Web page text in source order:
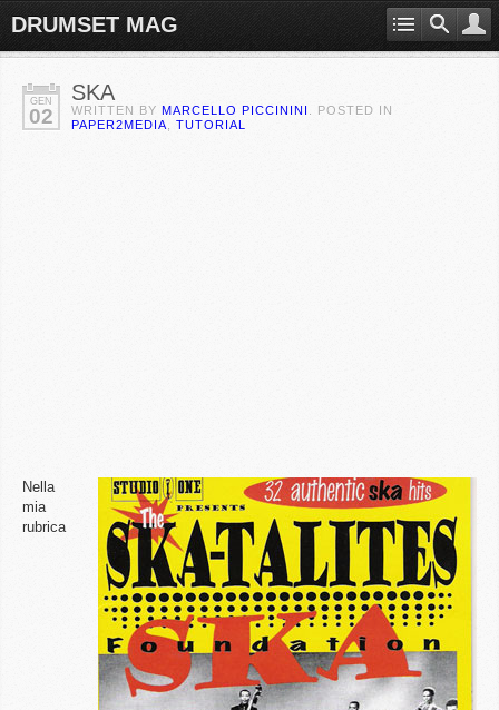
DRUMSET MAG
GEN
02
SKA
WRITTEN BY MARCELLO PICCININI
. POSTED IN
PAPER2MEDIA
TUTORIAL
Nella
mia
rubrica